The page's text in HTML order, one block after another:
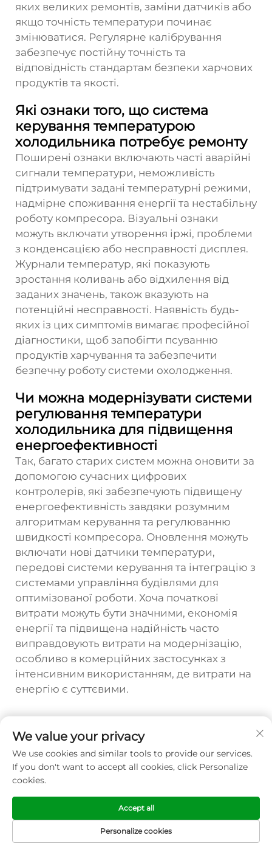
яких великих ремонтів, заміни датчиків або
якщо точність температури починає
змінюватися. Регулярне калібрування
забезпечує постійну точність та
відповідність стандартам безпеки харчових
продуктів та якості.
Які ознаки того, що система
керування температурою
холодильника потребує ремонту
Поширені ознаки включають часті аварійні
сигнали температури, неможливість
підтримувати задані температурні режими,
надмірне споживання енергії та нестабільну
роботу компресора. Візуальні ознаки
можуть включати утворення іржі, проблеми
з конденсацією або несправності дисплея.
Журнали температур, які показують
зростання коливань або відхилення від
заданих значень, також вказують на
потенційні несправності. Наявність будь-
яких із цих симптомів вимагає професійної
діагностики, щоб запобігти псуванню
продуктів харчування та забезпечити
безпечну роботу системи охолодження.
Чи можна модернізувати системи
регулювання температури
холодильника для підвищення
енергоефективності
Так, багато старих систем можна оновити за
допомогою сучасних цифрових
контролерів, які забезпечують підвищену
енергоефективність завдяки розумним
алгоритмам керування та регулюванню
швидкості компресора. Оновлення можуть
включати нові датчики температури,
передові системи керування та інтеграцію з
системами управління будівлями для
оптимізованої роботи. Хоча початкові
витрати можуть бути значними, економія
енергії та підвищена надійність часто
виправдовують витрати на модернізацію,
особливо в комерційних застосунках з
інтенсивним використанням, де витрати на
енергію є суттєвими.
Попередній : Розумне регулювання температури холодильника: керівництво з економії енергії
Наступний :Налаштування термостата: поетапний підручник
ГОЛОВНА
ТОВАРИ
ЕЛЕКТРОННА
ТЕЛ
We value your privacy
We use cookies and similar tools to provide our services.
If you don't want to accept all cookies, click Personalize
cookies.
Personalize cookies
Accept all